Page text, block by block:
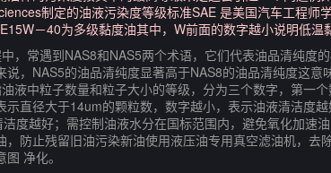
制定的油液污染度等级标准SAE 是美国汽车工程师
－40为多级黏度油其中，W前面的数字越小说明低温
，常遇到NAS8和NAS5两个术语，它们代表油品清纯度
说，NAS5的油品清纯度显著高于NAS8的油品清纯度这
液中粒子数量和粒子大小的等级，分为三个数字，第一
直径大于14um的颗粒数，数字越小，表示油液清洁度
度越好；需控制油液水分在国标范围内，避免氧化加速
防止残留旧油污染新油使用液压油专用真空滤油机，
净化。